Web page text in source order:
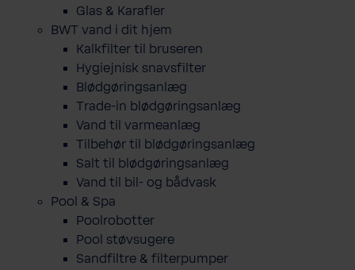
Glas & Karafler
BWT vand i dit hjem
Kalkfilter til bruseren
Hygiejnisk snavsfilter
Blødgøringsanlæg
Trade-in blødgøringsanlæg
Vand til varmeanlæg
Tilbehør til blødgøringsanlæg
Salt til blødgøringsanlæg
Vand til bil- og bådvask
Pool & Spa
Poolrobotter
Pool støvsugere
Sandfiltre & filterpumper